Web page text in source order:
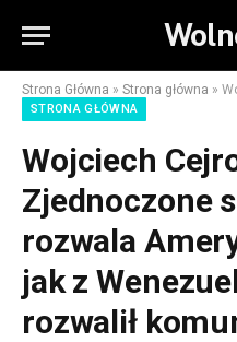
Strona Główna » Strona główna »
STRONA GŁÓWNA
Wojciech
Zjednoczone
rozwala
jak z
rozwalił